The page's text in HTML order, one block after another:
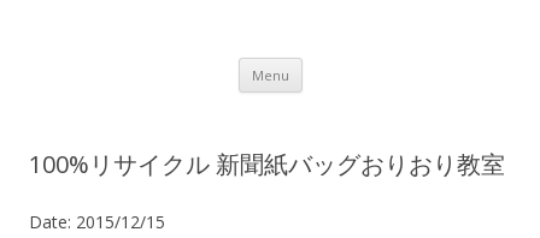
Menu Skip to content
100%リサイクル 新聞紙バッグおりおり教室
Date: 2015/12/15